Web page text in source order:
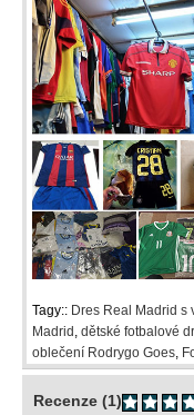
Tagy:: Dres Real Madrid s
Madrid dětské fotbalové
oblečení Rodrygo Goes
Recenze (1)